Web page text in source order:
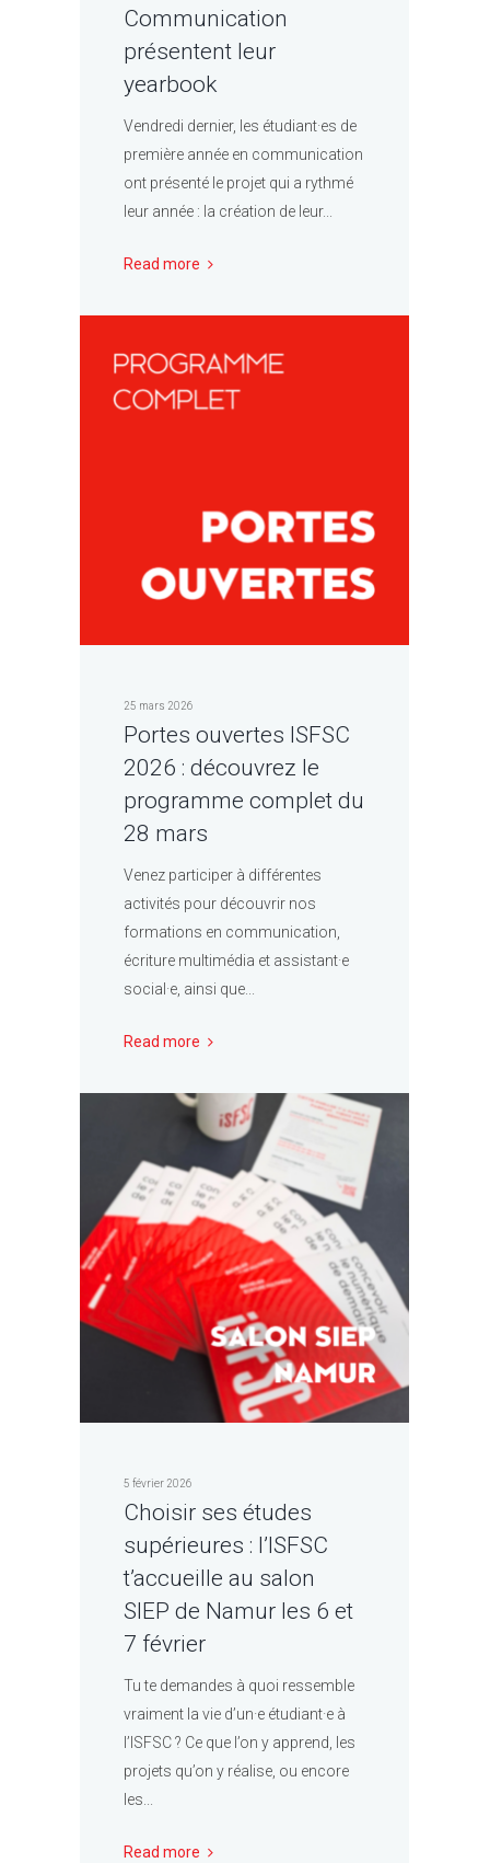
Communication
présentent leur
yearbook
Vendredi dernier, les étudiant·es de
première année en communication
ont présenté le projet qui a rythmé
leur année : la création de leur...
Read more
25 mars 2026
Portes ouvertes ISFSC
2026 : découvrez le
programme complet du
28 mars
Venez participer à différentes
activités pour découvrir nos
formations en communication,
écriture multimédia et assistant·e
social·e, ainsi que...
Read more
5 février 2026
Choisir ses études
supérieures : l’ISFSC
t’accueille au salon
SIEP de Namur les 6 et
7 février
Tu te demandes à quoi ressemble
vraiment la vie d’un·e étudiant·e à
l’ISFSC ? Ce que l’on y apprend, les
projets qu’on y réalise, ou encore
les...
Read more